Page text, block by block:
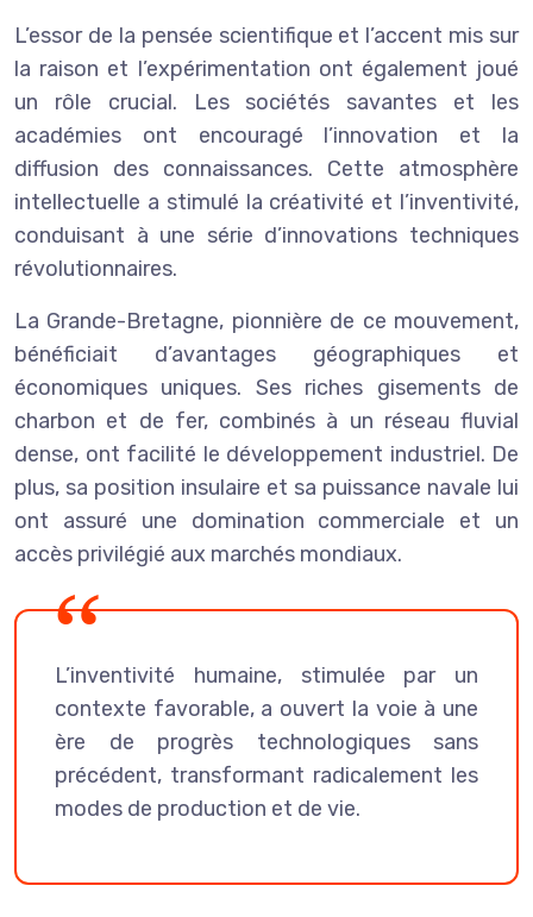
L’essor de la pensée scientifique et l’accent mis sur
la raison et l’expérimentation ont également joué
un rôle crucial. Les sociétés savantes et les
académies ont encouragé l’innovation et la
diffusion des connaissances. Cette atmosphère
intellectuelle a stimulé la créativité et l’inventivité,
conduisant à une série d’innovations techniques
révolutionnaires.
La Grande-Bretagne, pionnière de ce mouvement,
bénéficiait d’avantages géographiques et
économiques uniques. Ses riches gisements de
charbon et de fer, combinés à un réseau fluvial
dense, ont facilité le développement industriel. De
plus, sa position insulaire et sa puissance navale lui
ont assuré une domination commerciale et un
accès privilégié aux marchés mondiaux.
L’inventivité humaine, stimulée par un
contexte favorable, a ouvert la voie à une
ère de progrès technologiques sans
précédent, transformant radicalement les
modes de production et de vie.